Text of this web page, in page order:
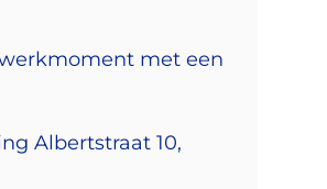
met een
Albertstraat 10,